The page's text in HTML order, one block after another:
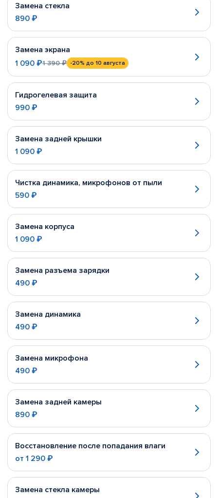
Замена стекла
890 ₽
Замена экрана
1 090 ₽1 390 ₽ -20% до 10 августа
Гидрогелевая защита
990 ₽
Замена задней крышки
1 090 ₽
Чистка динамика, микрофонов от пыли
590 ₽
Замена корпуса
1 090 ₽
Замена разъема зарядки
490 ₽
Замена динамика
490 ₽
Замена микрофона
490 ₽
Замена задней камеры
890 ₽
Восстановление после попадания влаги
от 1 290 ₽
Замена стекла камеры